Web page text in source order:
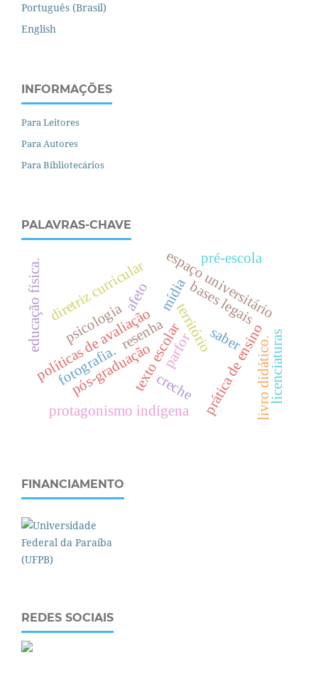
Português (Brasil)
English
INFORMAÇÕES
Para Leitores
Para Autores
Para Bibliotecários
PALAVRAS-CHAVE
resenhaterritório
diretriz curricular
prática de ensino
texto escolar
políticas de avaliação
espaço universitário
pós-graduação
protagonismo indígena
saber
mídia
livro didático.licenciaturas
parfor
e
d
u
c
a
ç
ã
o
f
í
s
i
c
a
. pré-escola
creche
bases legais
psicologia
fotografia.
afeto
FINANCIAMENTO
REDES SOCIAIS